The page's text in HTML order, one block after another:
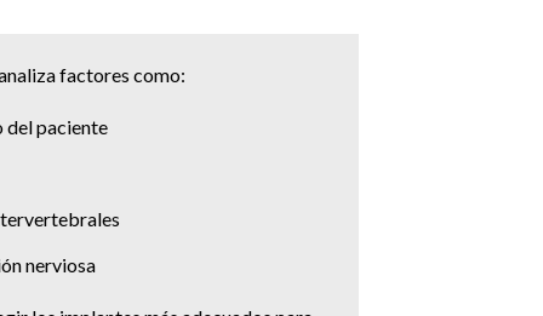
factores como:
del paciente
nerviosa